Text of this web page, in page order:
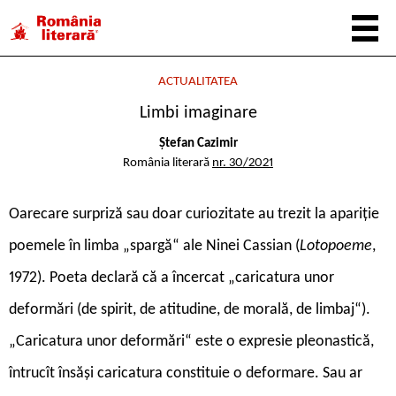
ACTUALITATEA
Limbi imaginare
Ștefan Cazimir
România literară nr. 30/2021
Oarecare surpriză sau doar curiozitate au trezit la apariție
poemele în limba „spargă“ ale Ninei Cassian (Lotopoeme,
1972). Poeta declară că a încercat „caricatura unor
deformări (de spirit, de atitudine, de morală, de limbaj“).
„Caricatura unor deformări“ este o expresie pleonastică,
întrucît însăși caricatura constituie o deformare. Sau ar